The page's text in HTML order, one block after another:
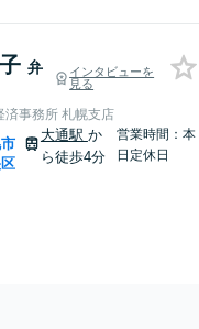
弁
インタビューを
見る
済事務所 札幌支店
大通駅 か
ら徒歩4分
営業時間：本
日定休日